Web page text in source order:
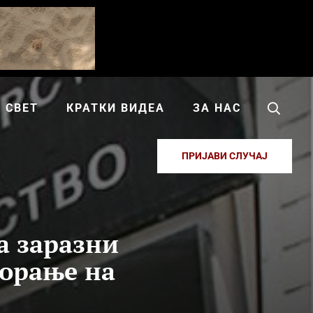
СВЕТ КРАТКИ ВИДЕА ЗА НАС
ПРИЈАВИ СЛУЧАЈ
заразни
на